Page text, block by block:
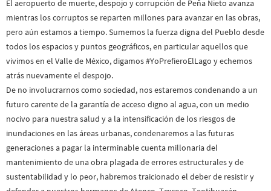
El aeropuerto de muerte, despojo y corrupción de Peña Nieto avanza
mientras los corruptos se reparten millones para avanzar en las obras,
pero aún estamos a tiempo. Sumemos la fuerza digna del Pueblo desde
todos los espacios y puntos geográficos, en particular aquellos que
vivimos en el Valle de México, digamos #YoPrefieroElLago y echemos
atrás nuevamente el despojo.
De no involucrarnos como sociedad, nos estaremos condenando a un
futuro carente de la garantía de acceso digno al agua, con un medio
nocivo para nuestra salud y a la intensificación de los riesgos de
inundaciones en las áreas urbanas, condenaremos a las futuras
generaciones a pagar la interminable cuenta millonaria del
mantenimiento de una obra plagada de errores estructurales y de
sustentabilidad y lo peor, habremos traicionado el deber de resistir y